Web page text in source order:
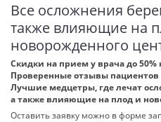
Все осложнения
также влияющие на
новорожденного
Скидки на прием у врача до
Проверенные отзывы
Лучшие медцетры, где лечат
а также влияющие на плод и
Оставить заявку можно в форме